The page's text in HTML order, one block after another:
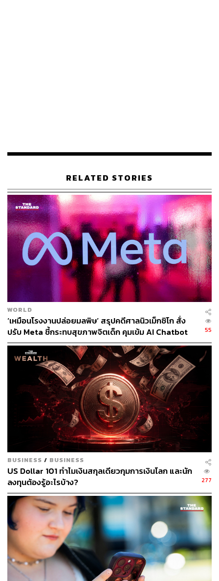
ชอบสรรค์สร้างและกล้าทดลอง
มาร์กสนับสนุนให้ทุกคนเรียนรู้ที่จะทดลองพัฒนา
ผลิตภัณฑ์เป็นของตัวเองอยู่เสมอ โดยเขาให้บุคลากรใน
แผนกวิศวกรรมเฟซบุ๊กทดลองเขียนโปรแกรมขึ้นมาเป็นของ
ตัวเอง
“ถ้ามันไม่ได้ทำลายบริษัทของคุณ งั้นก็ให้พวกเขาทดลอง
ไปเถอะ
และหากว่างบประมาณของการทดลองไม่ได้สูงเกิน
เหตุ พวกเรายิ่งจะได้เรียนรู้จากการทดลอง และการปล่อยให้
พวกเขาออกไปสำรวจในสิ่งที่ควรค่าแก่การค้นพบมากกว่า
การอยู่ในกฎข้อบังคับไม่ทำอะไรเลย
“ทุกวันนี้เฟซบุ๊กที่คุณกำลังใช้งานอยู่ก็ไม่ได้มีแค่เวอร์ชัน
เดียว แต่มีมาแล้วมากกว่า 10,000 เวอร์ชัน วิศวกรที่บริษัท
ของพวกเราสามารถตัดสินใจด้วยตัวเองเมื่อคิดจะริเริ่ม
ทดลองอะไรบางอย่างออกมา แม้มันจะมีกฎข้อบังคับละเอียด
อ่อนอยู่บ้าง แต่โดยปกติแล้วพวกเขาย่อมทำได้
“ผมคิดว่ากลยุทธ์ที่เฟซบุ๊กคือการเรียนรู้ให้ไวที่สุดเท่าที่คุณ
จะทำได้ นั่นคือสิ่งที่บริษัทของพวกเราต้องการให้ทุกๆ คนได้
ทำ และยังเป็นการกระตุ้นวัฒนธรรมองค์กรที่สนับสนุนให้
บุคลากรได้ทดลองสิ่งต่างๆ และรู้จักกับความล้มเหลวบ้าง”
การโฟกัสและเรียนรู้สิ่งต่างๆ อย่างไม่รีรอ ส่ิง
นี้แหละคือแก่นแท้ที่สำคัญมากกว่าผลิตภัณฑ์
ใดๆ ก็ตามที่เรากำลังพัฒนาอยู่ ณ ขณะนี้
ไม่อยู่กับที่ เรียนรู้ตลอดเวลา
กลยุทธ์ของเฟซบุ๊กคือ ‘การเรียนรู้ให้ไวที่สุดเท่าที่คุณ
ทำได้’
RELATED STORIES
WORLD
‘เหมือนโรงงานปล่อยมลพิษ’ สรุปคดีศาลนิวเม็กซิโก สั่ง
ปรับ Meta ชี้กระทบสุขภาพจิตเด็ก คุมเข้ม AI Chatbot
55
BUSINESS / BUSINESS
US Dollar 101 ทำไมเงินสกุลเดียวกุมการเงินโลก และนัก
ลงทุนต้องรู้อะไรบ้าง?
277